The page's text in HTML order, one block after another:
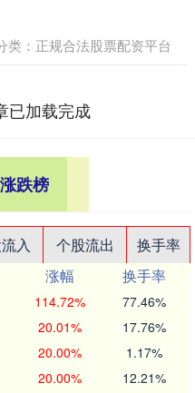
类： 正规合法股票配资平台
已加载完成
跌榜
入 个股流出
换手率
涨幅
换手率
114.72% 77.46%
20.01% 17.76%
20.00% 1.17%
20.00% 12.21%